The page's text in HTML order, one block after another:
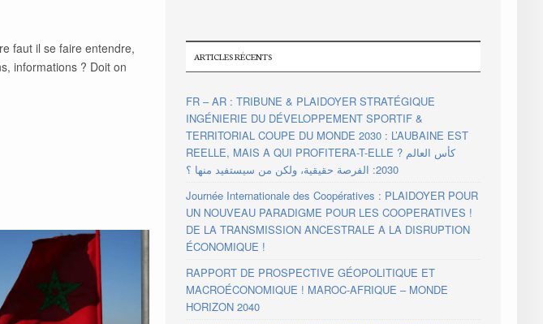
faut il se faire entendre,
informations ? Doit on
ARTICLES RÉCENTS
FR – AR : TRIBUNE & PLAIDOYER STRATÉGIQUE
INGÉNIERIE DU DÉVELOPPEMENT SPORTIF &
TERRITORIAL COUPE DU MONDE 2030 : L’AUBAINE EST
REELLE, MAIS A QUI PROFITERA-T-ELLE ? كأس العالم
2030: الفرصة حقيقية، ولكن من سيستفيد منها ؟
Journée Internationale des Coopératives : PLAIDOYER POUR
UN NOUVEAU PARADIGME POUR LES COOPERATIVES !
DE LA TRANSMISSION ANCESTRALE A LA DISRUPTION
ÉCONOMIQUE !
RAPPORT DE PROSPECTIVE GÉOPOLITIQUE ET
MACROÉCONOMIQUE ! MAROC-AFRIQUE – MONDE
HORIZON 2040